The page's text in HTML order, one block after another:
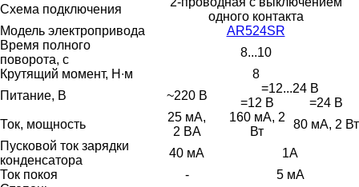
Схема подключения
одного контакта
Модель электропривода
AR524SR
Время полного
поворота, с
8...10
Крутящий момент, Н∙м
8
Питание, В
~220 В
=12...24 В
=12 В
=24 В
Ток, мощность
25 мА,
2 ВA
160 мА, 2
Вт
80 мА, 2 Вт
Пусковой ток зарядки
конденсатора
40 мА
1А
Ток покоя
-
5 мА